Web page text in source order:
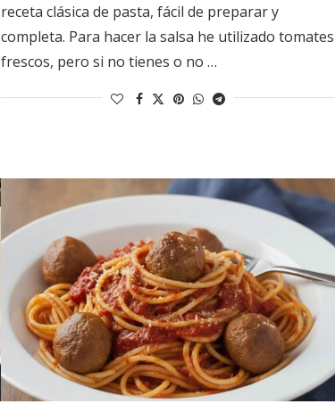
receta clásica de pasta, fácil de preparar y
completa. Para hacer la salsa he utilizado tomates
frescos, pero si no tienes o no …